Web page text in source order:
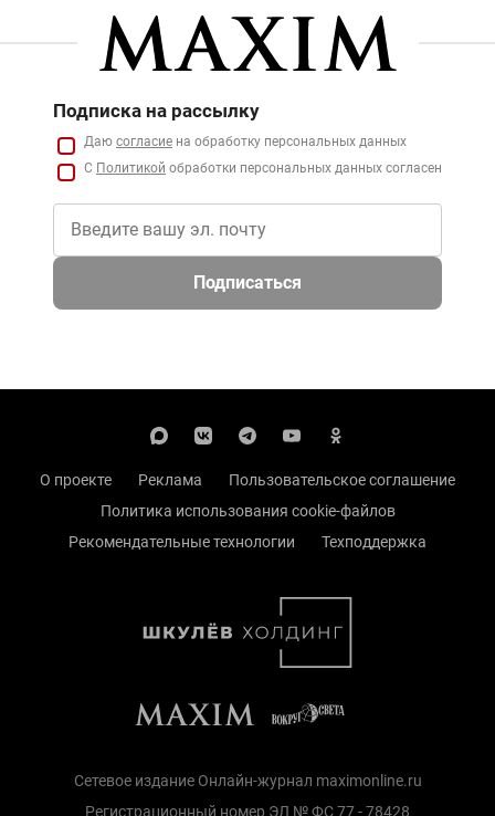
Подписка на рассылку
Даю согласие на обработку персональных данных
С Политикой обработки персональных данных согласен
Подписаться
О проекте Реклама
Пользовательское соглашение
Политика использования cookie-файлов
Рекомендательные технологии
Техподдержка
Сетевое издание Онлайн-журнал maximonline.ru
Регистрационный номер ЭЛ № ФС 77 - 78428